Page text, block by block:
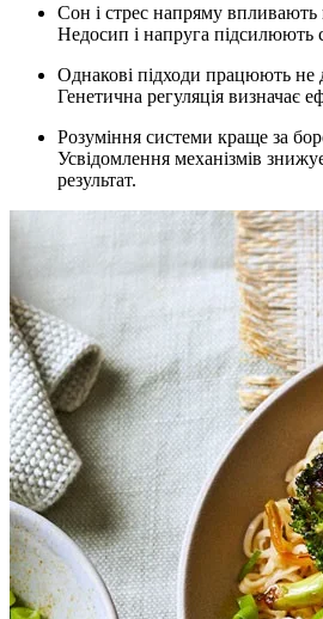
Сон і стрес напряму впливають
Недосип і напруга підсилюють
Однакові підходи працюють не
Генетична регуляція визначає
Розуміння системи краще за
Усвідомлення механізмів
результат.